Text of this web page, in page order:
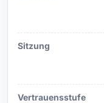
Sitzung
Vertrauensstufe